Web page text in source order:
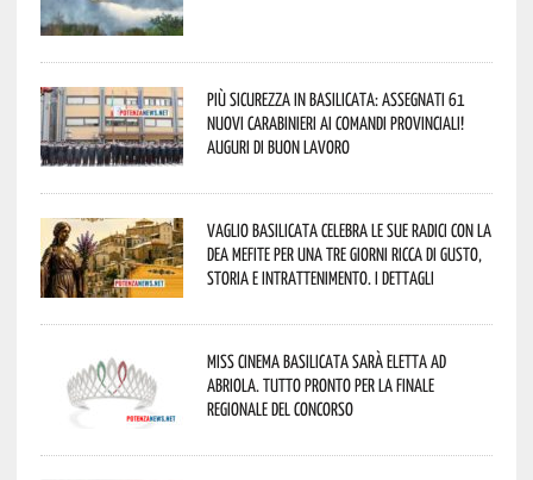
Più sicurezza in Basilicata: assegnati 61
nuovi Carabinieri ai Comandi provinciali!
Auguri di buon lavoro
Vaglio Basilicata celebra le sue radici con la
Dea Mefite per una tre giorni ricca di gusto,
storia e intrattenimento. I dettagli
Miss Cinema Basilicata sarà eletta ad
Abriola. Tutto pronto per la finale
regionale del concorso